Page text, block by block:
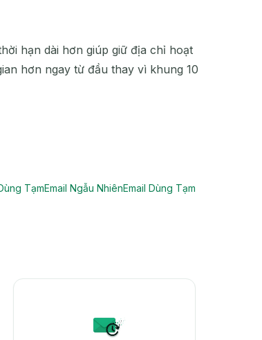
hạn dài hơn giúp giữ địa chỉ hoạt
hơn ngay từ đầu thay vì khung 10
TạmEmail Ngẫu NhiênEmail Dùng Tạm